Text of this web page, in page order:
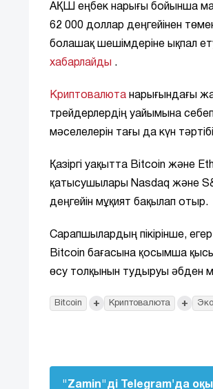
АҚШ еңбек нарығы бойынша
62 000 доллар деңгейінен
болашақ шешімдеріне ықпал
хабарлайды
.
Криптовалюта нарығындағы
трейдерлердің уайымына себеп
мәселелерін тағы да күн
Қазіргі уақытта Bitcoin және
қатысушылары Nasdaq және
деңгейін мұқият бақылап отыр.
Сарапшылардың пікірінше,
Bitcoin бағасына қосымша
өсу толқынын тудыруы әбден
Bitcoin + Криптовалюта +
"Zamin"ді Telegram'да